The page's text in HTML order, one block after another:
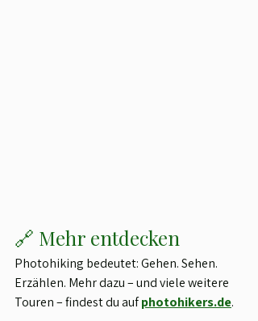
🔗 Mehr entdecken
Photohiking bedeutet: Gehen. Sehen.
Erzählen. Mehr dazu – und viele weitere
Touren – findest du auf photohikers.de.